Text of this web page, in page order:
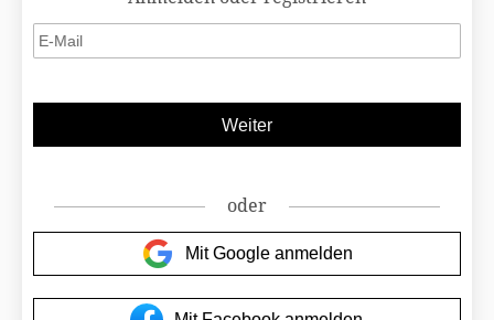
oder
Mit Google anmelden